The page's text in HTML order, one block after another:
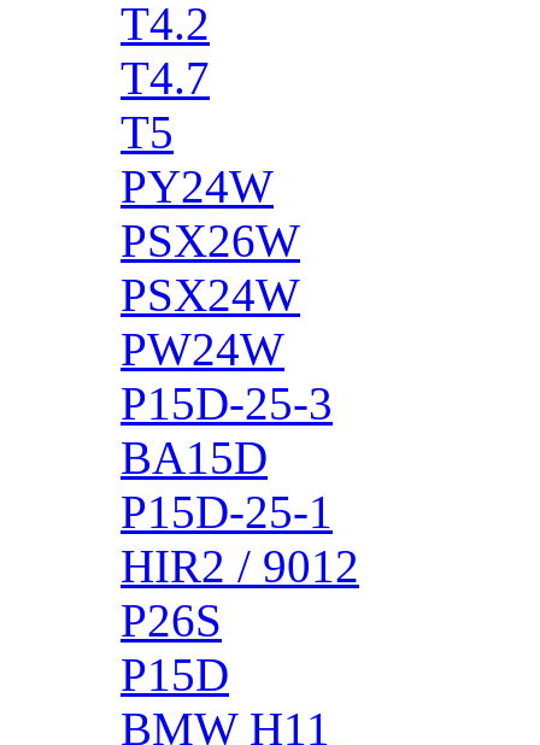
T4.2
T4.7
T5
PY24W
PSX26W
PSX24W
PW24W
P15D-25-3
BA15D
P15D-25-1
HIR2 / 9012
P26S
P15D
BMW H11